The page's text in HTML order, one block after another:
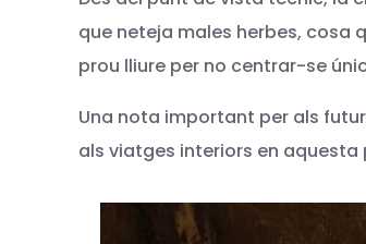
que neteja males herbes, cosa
prou lliure per no centrar-se
Una nota important per als
als viatges interiors en aquesta